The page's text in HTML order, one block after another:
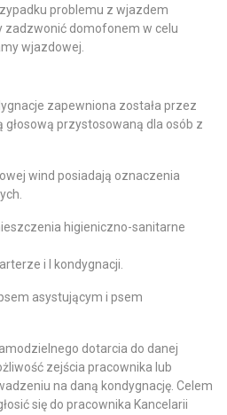
problemu z wjazdem
zadzwonić domofonem w celu
wjazdowej.
zapewniona została przez
przystosowaną dla osób z
wind posiadają oznaczenia
higieniczno-sanitarne
i I kondygnacji.
asystującym i psem
dotarcia do danej
zejścia pracownika lub
na daną kondygnację. Celem
się do pracownika Kancelarii